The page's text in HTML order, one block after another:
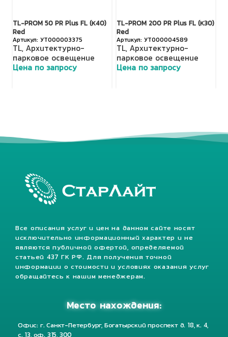
TL-PROM 50 PR Plus FL (К40)
Red
УТ000003375
TL, Архитектурно-
парковое освещение
Цена по запросу
TL-PROM 200 PR Plus FL (К30)
Red
УТ000004589
TL, Архитектурно-
парковое освещение
Цена по запросу
Все описания услуг и цен на данном сайте носят
исключительно информационный характер и не
являются публичной офертой, определяемой
статьей 437 ГК РФ. Для получения точной
информации о стоимости и условиях оказания услуг
обращайтесь к нашим менеджерам.
Место нахождения:
Офис: г. Санкт-Петербург, Богатырский проспект д. 18, к. 4,
с. 13, оф. 315, 300